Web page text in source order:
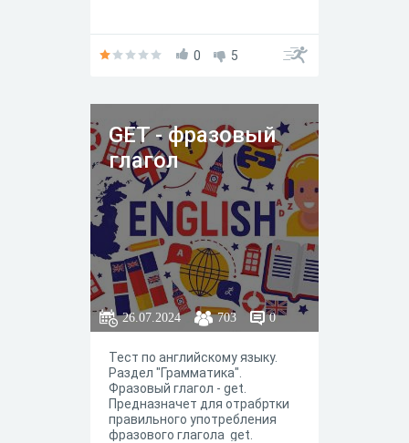
0 5
GET - фразовый
глагол
26.07.2024 703 0
Тест по английскому языку.
Раздел "Грамматика".
Фразовый глагол - get.
Предназначет для отрабртки
правильного употребления
фразового глагола get.